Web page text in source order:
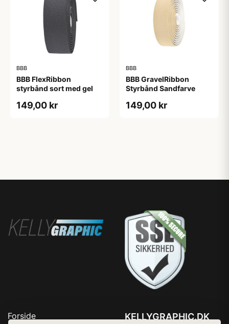
BBB
BBB FlexRibbon
styrbånd sort med gel
149,00 kr
BBB
BBB GravelRibbon
Styrbånd Sandfarve
149,00 kr
Forside
KELLYGRAPHIC.DK